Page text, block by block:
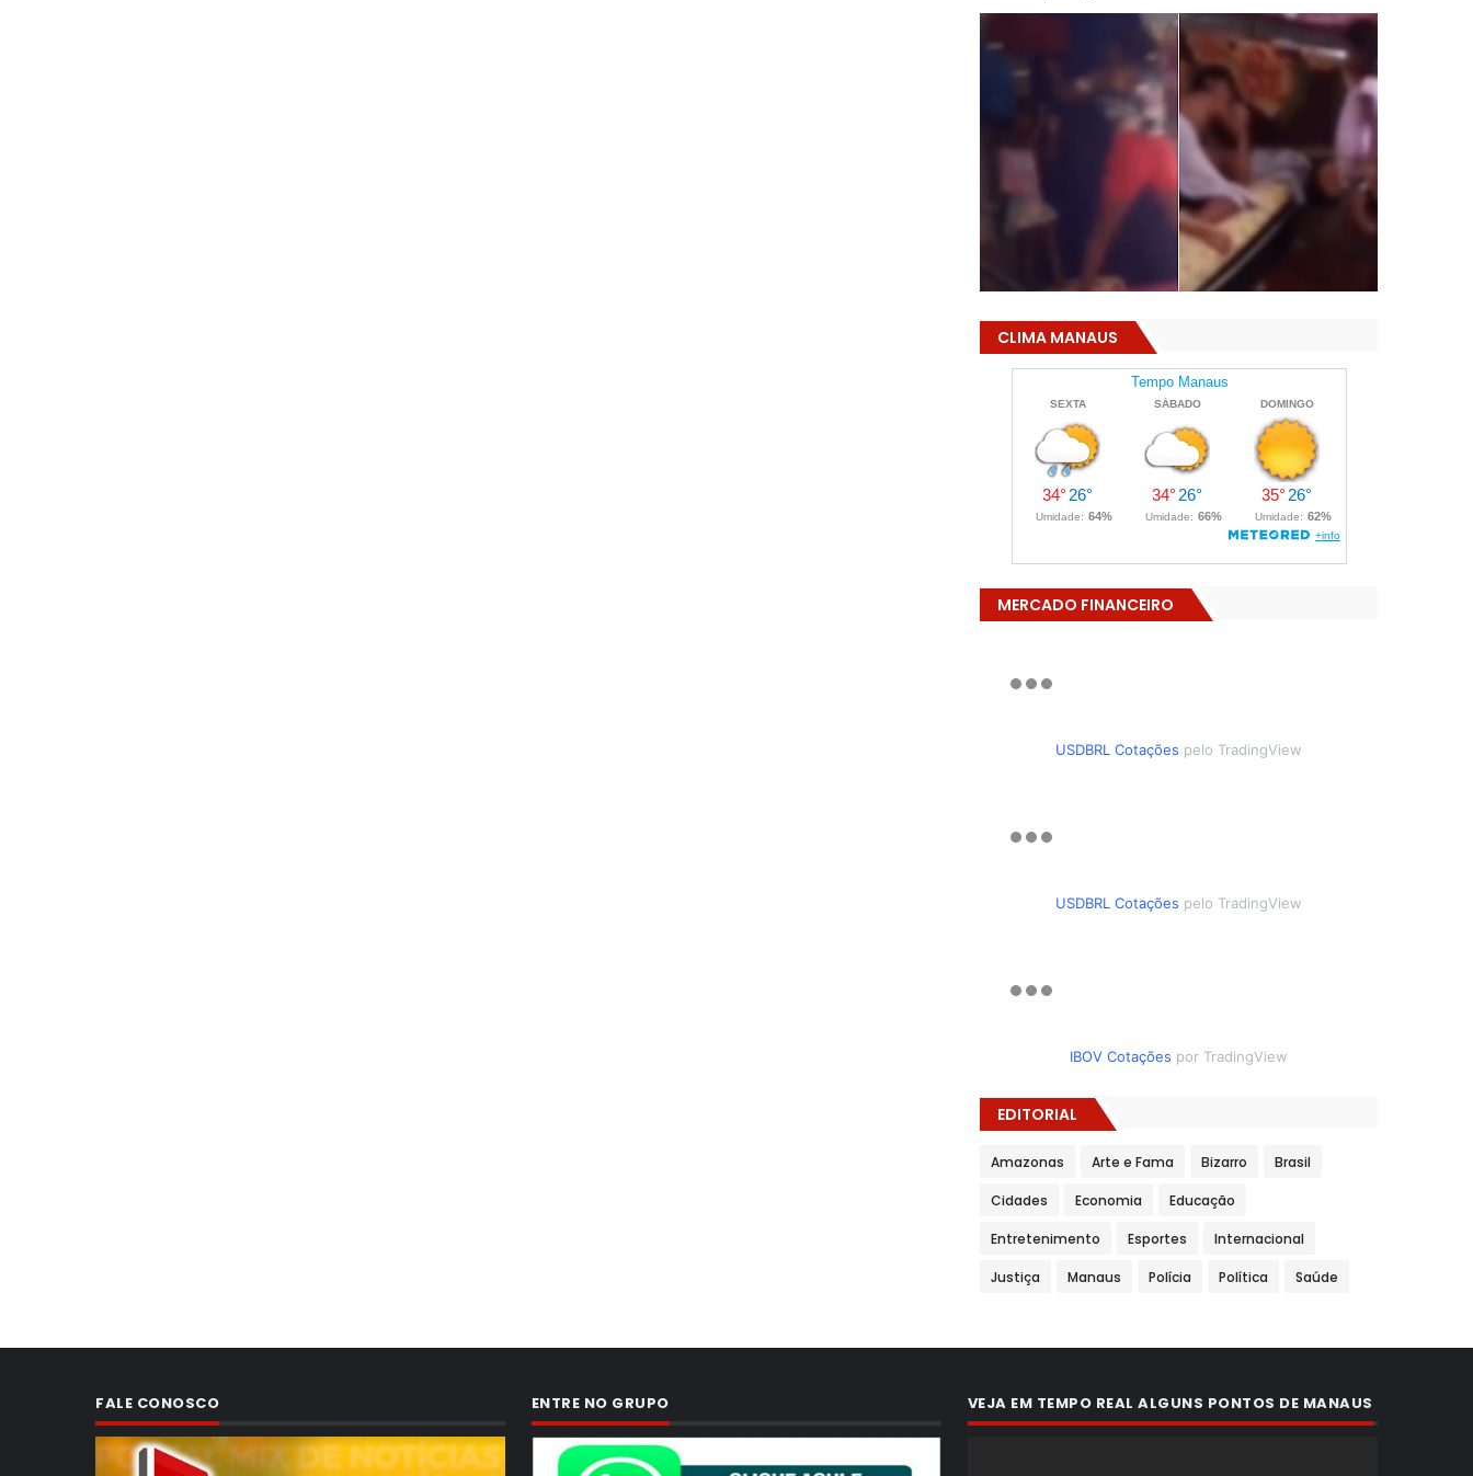
CLIMA MANAUS
MERCADO FINANCEIRO
USDBRL Cotações pelo TradingView
USDBRL Cotações pelo TradingView
IBOV Cotações por TradingView
EDITORIAL
Amazonas Arte e Fama Bizarro Brasil
Cidades Economia Educação
Entretenimento Esportes Internacional
Justiça Manaus Polícia Política Saúde
FALE CONOSCO ENTRE NO GRUPO VEJA EM TEMPO REAL ALGUNS PONTOS DE MANAUS